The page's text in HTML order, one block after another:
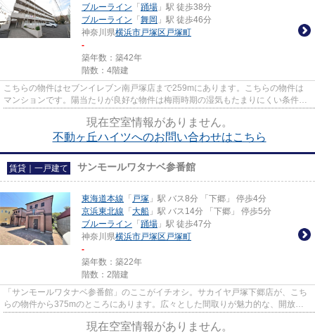
ブルーライン 「 踊場 」駅 徒歩38分
ブルーライン 「 舞岡 」駅 徒歩46分
神奈川県横浜市戸塚区 戸塚町
-
築年数：築42年
階数：4階建
こちらの物件はセブンイレブン南戸塚店まで259mにあります。こちらの物件は
マンションです。陽当たりが良好な物件は梅雨時期の湿気もたまりにくい条件と
現在空室情報がありません。
不動ヶ丘ハイツへのお問い合わせはこちら
賃貸｜一戸建て サンモールワタナベ参番館
東海道本線 「 戸塚 」駅 バス8分 「下郷」 停歩4分
京浜東北線 「 大船 」駅 バス14分 「下郷」 停歩5分
ブルーライン 「 踊場 」駅 徒歩47分
神奈川県横浜市戸塚区 戸塚町
-
築年数：築22年
階数：2階建
「サンモールワタナベ参番館」のここがイチオシ。サカイヤ戸塚下郷店が、こち
らの物件から375mのところにあります。広々とした間取りが魅力的な、開放感
現在空室情報がありません。